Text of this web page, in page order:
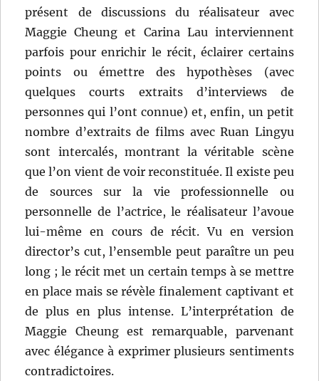
présent de discussions du réalisateur avec
Maggie Cheung et Carina Lau interviennent
parfois pour enrichir le récit, éclairer certains
points ou émettre des hypothèses (avec
quelques courts extraits d’interviews de
personnes qui l’ont connue) et, enfin, un petit
nombre d’extraits de films avec Ruan Lingyu
sont intercalés, montrant la véritable scène
que l’on vient de voir reconstituée. Il existe peu
de sources sur la vie professionnelle ou
personnelle de l’actrice, le réalisateur l’avoue
lui-même en cours de récit. Vu en version
director’s cut, l’ensemble peut paraître un peu
long ; le récit met un certain temps à se mettre
en place mais se révèle finalement captivant et
de plus en plus intense. L’interprétation de
Maggie Cheung est remarquable, parvenant
avec élégance à exprimer plusieurs sentiments
contradictoires.